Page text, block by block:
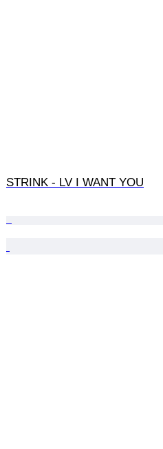
STRINK - LV I WANT YOU